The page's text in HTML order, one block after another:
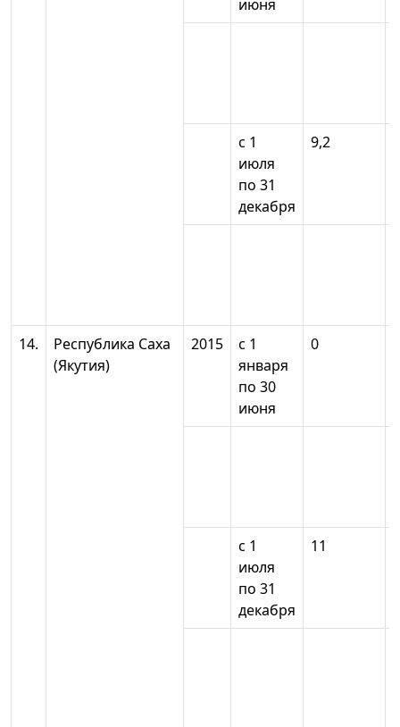
июня
с 1
июля
по 31
декабря
9,2
14.
Республика Саха
(Якутия)
2015
с 1
января
по 30
июня
0
с 1
июля
по 31
декабря
11